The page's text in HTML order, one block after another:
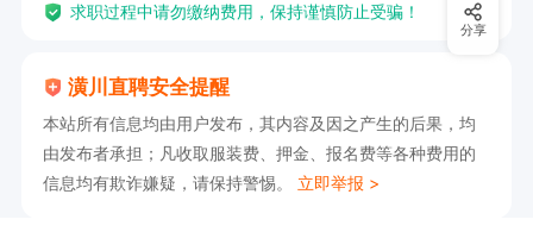
求职过程中请勿缴纳费用，保持谨慎防止受骗！
潢川直聘安全提醒
本站所有信息均由用户发布，其内容及因之产生的后果，均
由发布者承担；凡收取服装费、押金、报名费等各种费用的
信息均有欺诈嫌疑，请保持警惕。 立即举报 >
分享